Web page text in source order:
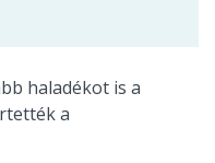
haladékot is a
a